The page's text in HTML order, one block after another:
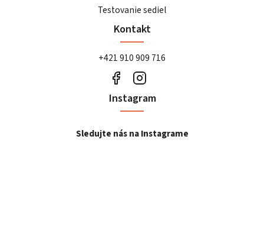
Testovanie sediel
Kontakt
+421 910 909 716
Instagram
Sledujte nás na Instagrame